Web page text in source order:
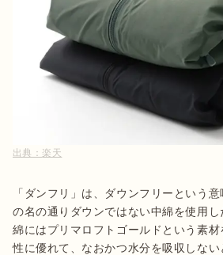
出典： 楽天
「ダンフリ」は、ダウンフリーという
の名の通りダウンではない中綿を使用
綿にはプリマロフトゴールドという素
性に優れて、なおかつ水分を吸収しない